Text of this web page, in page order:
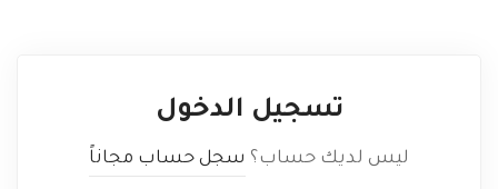
تسجيل الدخول
ليس لديك حساب؟ سجل حساب مجاناً